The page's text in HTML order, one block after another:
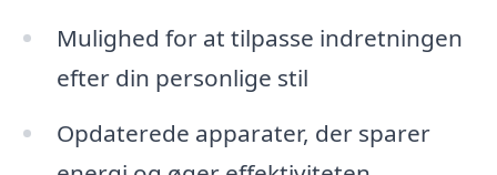
Mulighed for at tilpasse indretningen
efter din personlige stil
Opdaterede apparater, der sparer